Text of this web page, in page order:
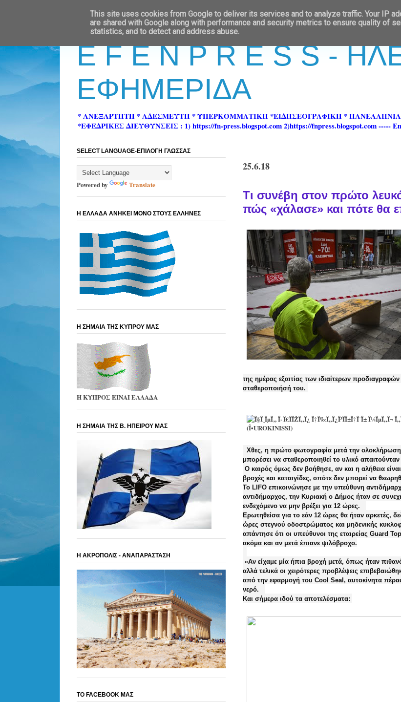
E F E N P R E S S -
ΕΦΗΜΕΡΙΔΑ
* ΑΝΕΞΑΡΤΗΤΗ * ΑΔΕΣΜΕΥΤΗ * ΥΠΕΡΚΟΜΜΑΤΙΚΗ *ΕΙΔΗΣΕΟΓΡΑΦΙΚΗ *
*ΕΦΕΔΡΙΚΕΣ ΔΙΕΥΘΥΝΣΕΙΣ : 1) https://fn-press.blogspot.com 2)https://fnpress.blogspot.com -----
25.6.18
Τι συνέβη στον πρώτο
πώς «χάλασε» και πότε θα
της ημέρας εξαιτίας των ιδιαίτερων
σταθεροποιήσή του.
Χθες, η πρώτο φωτογραφία μετά την
μπορέσει να σταθεροποιηθεί το υλικό
Ο καιρός όμως δεν βοήθησε, αν και η αλήθεια
βροχές και καταιγίδες, οπότε δεν μπορεί να
Το LIFO επικοινώνησε με την υπεύθυνη
αντιδήμαρχος, την Κυριακή ο Δήμος ήταν σε
ενδεχόμενο να μην βρέξει για 12 ώρες.
Ερωτηθείσα για το εάν 12 ώρες θα ήταν αρκετές,
ώρες στεγνού οδοστρώματος και μηδενικής
απάντησε ότι οι υπεύθυνοι της εταιρείας Guard
ακόμα και αν μετά έπιανε ψιλόβροχο.
«Αν είχαμε μία ήπια βροχή μετά, όπως ήταν
αλλά τελικά οι χειρότερες προβλέψεις
από την εφαρμογή του Cool Seal, αυτοκίνητα
νερό.
Και σήμερα ιδού τα αποτελέσματα:
SELECT LANGUAGE-ΕΠΙΛΟΓΗ ΓΛΩΣΣΑΣ
Powered by Translate
Η ΕΛΛΑΔΑ ΑΝΗΚΕΙ ΜΟΝΟ ΣΤΟΥΣ ΕΛΛΗΝΕΣ
Η ΣΗΜΑΙΑ ΤΗΣ ΚΥΠΡΟΥ ΜΑΣ
Η ΚΥΠΡΟΣ ΕΙΝΑΙ ΕΛΛΑΔΑ
Η ΣΗΜΑΙΑ ΤΗΣ Β. ΗΠΕΙΡΟΥ ΜΑΣ
Η ΑΚΡΟΠΟΛΙΣ - ΑΝΑΠΑΡΑΣΤΑΣΗ
ΤΟ FACEBOOK ΜΑΣ
This site uses cookies from Google to deliver its services and to analyze traffic. Your IP
are shared with Google along with performance and security metrics to ensure quality of
statistics, and to detect and address abuse.